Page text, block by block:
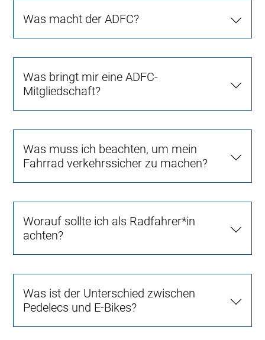
Was macht der ADFC?
Was bringt mir eine ADFC-
Mitgliedschaft?
Was muss ich beachten, um mein
Fahrrad verkehrssicher zu machen?
Worauf sollte ich als Radfahrer*in
achten?
Was ist der Unterschied zwischen
Pedelecs und E-Bikes?